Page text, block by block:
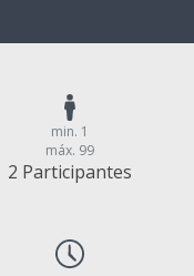
min. 1
máx. 99
2 Participantes